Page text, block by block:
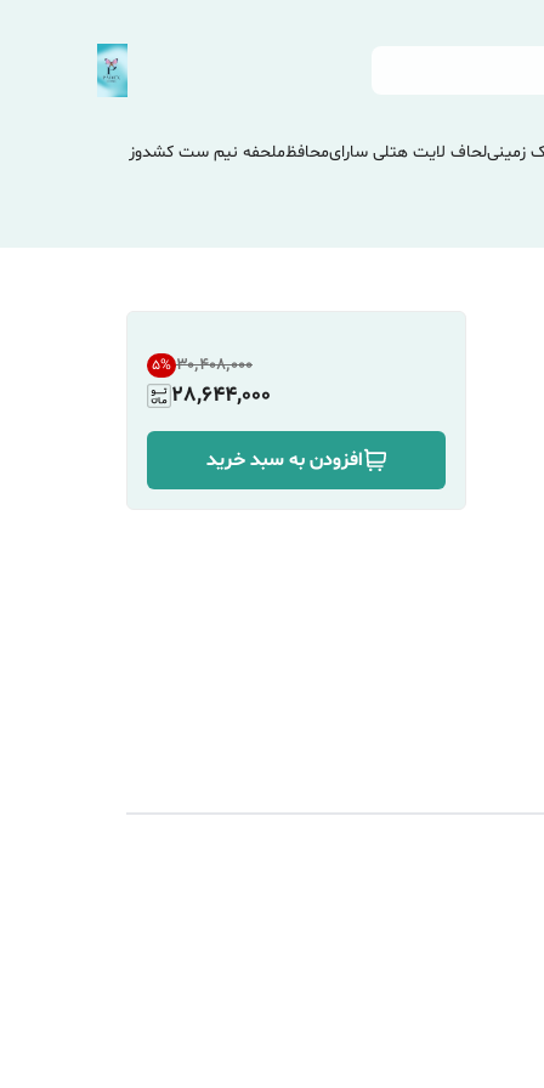
زمینیلحاف لایت هتلی سارایمحافظملحفه نیم ست کشدوز
۳۰٬۴۰۸٬۰۰۰ 5%
28,644,000
افزودن به سبد خرید